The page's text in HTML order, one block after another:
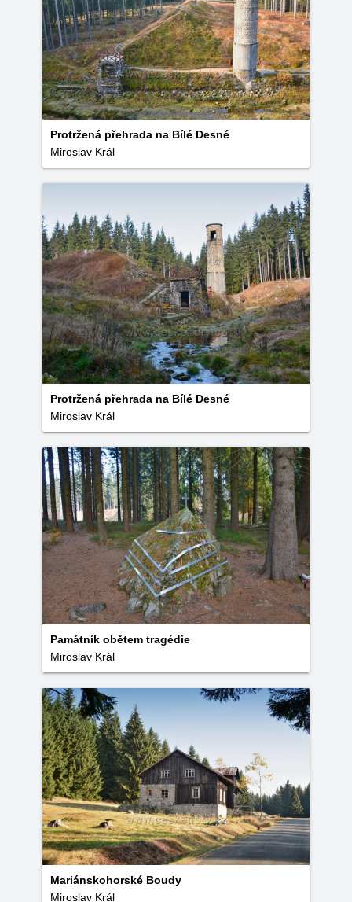
Protržená přehrada na Bílé Desné
Miroslav Král
Protržená přehrada na Bílé Desné
Miroslav Král
Památník obětem tragédie
Miroslav Král
Mariánskohorské Boudy
Miroslav Král